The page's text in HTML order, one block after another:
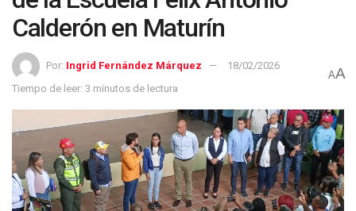
Calderón en Maturín
Por: Ingrid Fernández Márquez
18/02/2026
Tiempo de leer: 3 minutos de lectura
AA